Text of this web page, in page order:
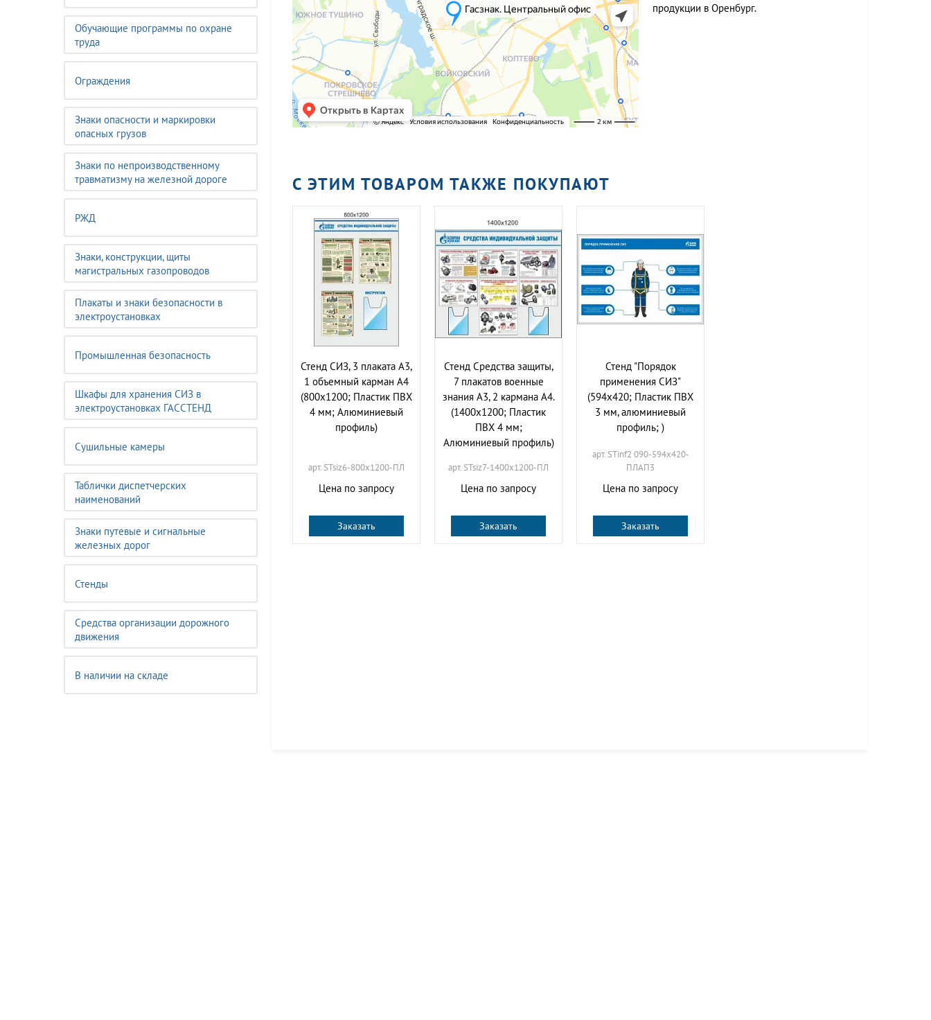
Обучающие программы по охране
труда
Ограждения
Знаки опасности и маркировки
опасных грузов
Знаки по непроизводственному
травматизму на железной дороге
РЖД
Знаки, конструкции, щиты
магистральных газопроводов
Плакаты и знаки безопасности в
электроустановках
Промышленная безопасность
Шкафы для хранения СИЗ в
электроустановках ГАССТЕНД
Сушильные камеры
Таблички диспетчерских
наименований
Знаки путевые и сигнальные
железных дорог
Стенды
Средства организации дорожного
движения
В наличии на складе
продукции в Оренбург.
С ЭТИМ ТОВАРОМ ТАКЖЕ ПОКУПАЮТ
Стенд СИЗ, 3 плаката А3,
1 объемный карман А4
(800х1200; Пластик ПВХ
4 мм; Алюминиевый
профиль)
арт. STsiz6-800х1200-ПЛ
Цена по запросу
Заказать
Стенд Средства защиты,
7 плакатов военные
знания А3, 2 кармана А4.
(1400х1200; Пластик
ПВХ 4 мм;
Алюминиевый профиль)
арт. STsiz7-1400х1200-ПЛ
Цена по запросу
Заказать
Стенд "Порядок
применения СИЗ"
(594х420; Пластик ПВХ
3 мм, алюминиевый
профиль; )
арт. STinf2 090-594х420-
ПЛАП3
Цена по запросу
Заказать